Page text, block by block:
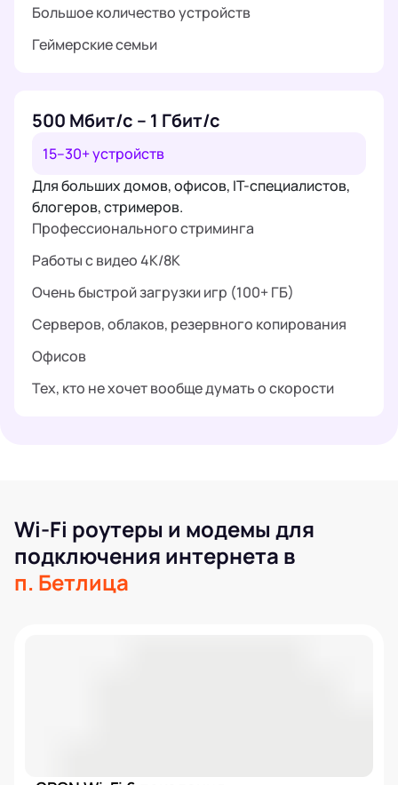
Большое количество устройств
Геймерские семьи
500 Мбит/с – 1 Гбит/с
15–30+ устройств
Для больших домов, офисов, IT-специалистов,
блогеров, стримеров.
Профессионального стриминга
Работы с видео 4K/8K
Очень быстрой загрузки игр (100+ ГБ)
Серверов, облаков, резервного копирования
Офисов
Тех, кто не хочет вообще думать о скорости
Wi-Fi роутеры и модемы для
подключения интернета в
п. Бетлица